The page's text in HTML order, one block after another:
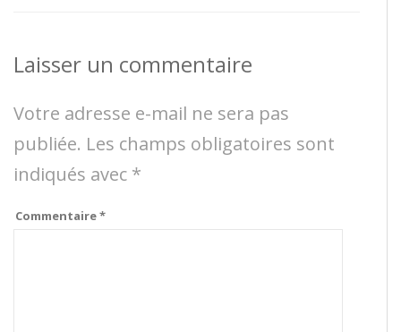
Laisser un commentaire
Votre adresse e-mail ne sera pas
publiée. Les champs obligatoires sont
indiqués avec *
Commentaire*